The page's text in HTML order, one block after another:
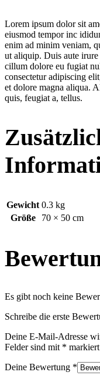
Lorem ipsum dolor sit
eiusmod tempor inc
enim ad minim veniam,
ut aliquip. Duis aute
cillum dolore eu fugiat
consectetur adipiscing
et dolore magna aliqua.
quis, feugiat a, tellus.
Gewicht 0.3 kg
Größe
70 × 50 cm
Es gibt noch keine
Schreibe die erste
Deine E-Mail-Adresse
Felder sind mit * markiert
Deine Bewertung *